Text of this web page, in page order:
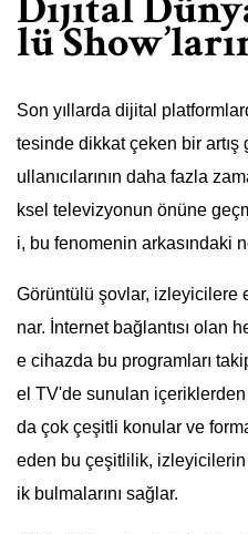
lü
Son yıllarda dijital
tesinde dikkat çeken bir
ullanıcılarının daha fazla
ksel televizyonun önüne
i, bu fenomenin arkasındaki
Görüntülü şovlar, izleyicilere
nar. İnternet bağlantısı olan
e cihazda bu programları
el TV'de sunulan
da çok çeşitli konular ve
eden bu çeşitlilik,
ik bulmalarını sağlar.